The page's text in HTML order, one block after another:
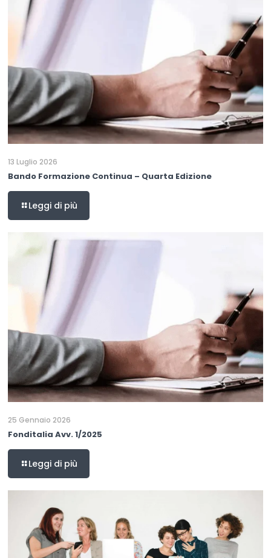
13 Luglio 2026
Bando Formazione Continua – Quarta Edizione
Leggi di più
25 Gennaio 2026
Fonditalia Avv. 1/2025
Leggi di più